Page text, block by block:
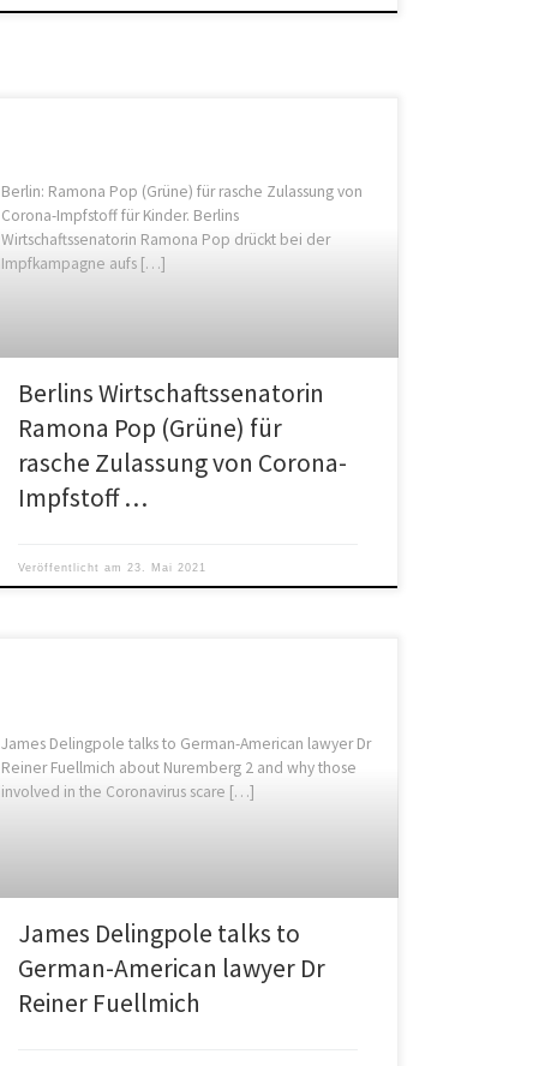
Berlin: Ramona Pop (Grüne) für rasche Zulassung von
Corona-Impfstoff für Kinder. Berlins
Wirtschaftssenatorin Ramona Pop drückt bei der
Impfkampagne aufs […]
Berlins Wirtschaftssenatorin
Ramona Pop (Grüne) für
rasche Zulassung von Corona-
Impfstoff …
Veröffentlicht am23. Mai 2021
James Delingpole talks to German-American lawyer Dr
Reiner Fuellmich about Nuremberg 2 and why those
involved in the Coronavirus scare […]
James Delingpole talks to
German-American lawyer Dr
Reiner Fuellmich